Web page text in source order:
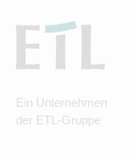
Ein Unternehmen
der ETL-Gruppe